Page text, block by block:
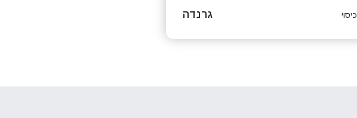
כיסוי גרנדה